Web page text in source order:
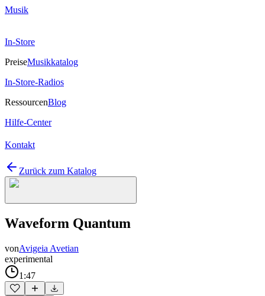
Musik
In-Store
PreiseMusikkatalog
In-Store-Radios
RessourcenBlog
Hilfe-Center
Kontakt
Zurück zum Katalog
Waveform Quantum
vonAvigeia Avetian
experimental
1:47